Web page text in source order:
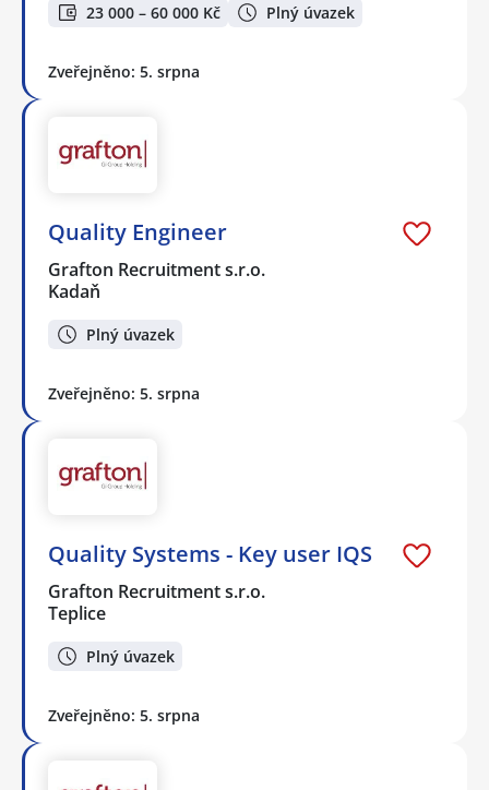
23 000 – 60 000 Kč Plný úvazek
Zveřejněno: 5. srpna
Quality Engineer
Grafton Recruitment s.r.o.
Kadaň
Plný úvazek
Zveřejněno: 5. srpna
Quality Systems - Key user IQS
Grafton Recruitment s.r.o.
Teplice
Plný úvazek
Zveřejněno: 5. srpna